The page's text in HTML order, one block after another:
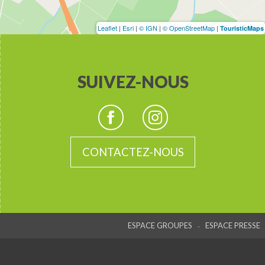
Leaflet | Esri | © IGN | © OpenStreetMap | TouristicMaps
SUIVEZ-NOUS
CONTACTEZ-NOUS
ESPACE GROUPES - ESPACE PRESSE